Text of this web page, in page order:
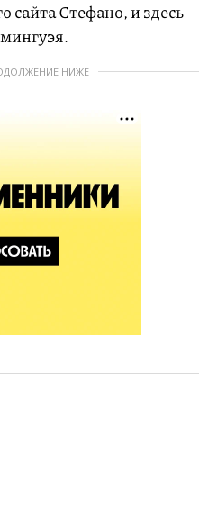
сайта Стефано, и здесь
НИЖЕ